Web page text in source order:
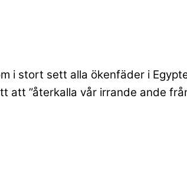
i stort sett alla ökenfäder i
”återkalla vår irrande ande